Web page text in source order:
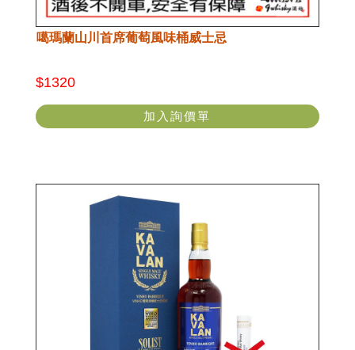
噶瑪蘭山川首席葡萄風味桶威士忌
$1320
加入詢價單